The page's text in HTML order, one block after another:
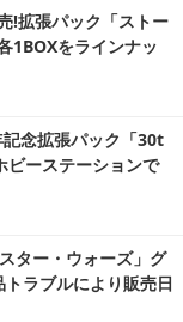
!拡張パック「ストー
1BOXをラインナッ
念拡張パック「30t
ビーステーションで
ター・ウォーズ」グ
ラブルにより販売日